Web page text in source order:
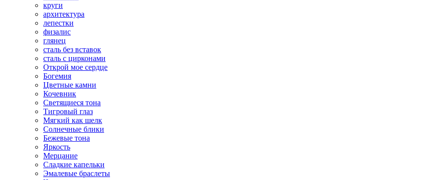
круги
архитектура
лепестки
физалис
глянец
сталь без вставок
сталь с цирконами
Открой мое сердце
Богемия
Цветные камни
Кочевник
Светящиеся тона
Тигровый глаз
Мягкий как шелк
Солнечные блики
Бежевые тона
Яркость
Мерцание
Сладкие капельки
Эмалевые браслеты